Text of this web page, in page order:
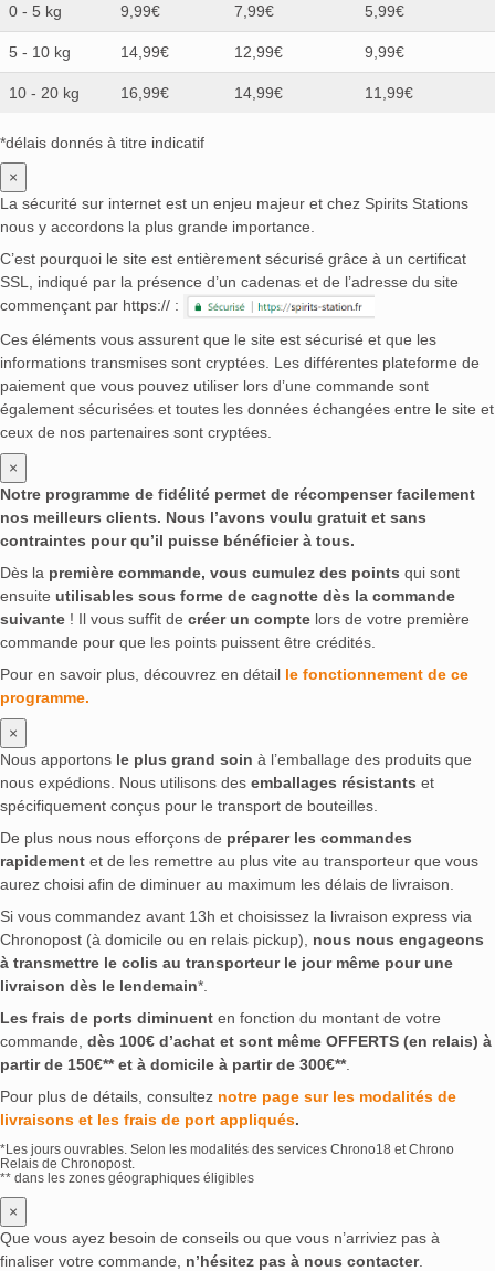
0 - 5 kg 9,99€ 7,99€ 5,99€
5 - 10 kg 14,99€ 12,99€ 9,99€
10 - 20 kg 16,99€ 14,99€ 11,99€
*délais donnés à titre indicatif
×
La sécurité sur internet est un enjeu majeur et chez Spirits Stations
nous y accordons la plus grande importance.
C’est pourquoi le site est entièrement sécurisé grâce à un certificat
SSL, indiqué par la présence d’un cadenas et de l’adresse du site
commençant par https:// :
Ces éléments vous assurent que le site est sécurisé et que les
informations transmises sont cryptées. Les différentes plateforme de
paiement que vous pouvez utiliser lors d’une commande sont
également sécurisées et toutes les données échangées entre le site et
ceux de nos partenaires sont cryptées.
×
Notre programme de fidélité permet de récompenser facilement
nos meilleurs clients. Nous l’avons voulu gratuit et sans
contraintes pour qu’il puisse bénéficier à tous.
Dès la première commande, vous cumulez des points qui sont
ensuite utilisables sous forme de cagnotte dès la commande
suivante ! Il vous suffit de créer un compte lors de votre première
commande pour que les points puissent être crédités.
Pour en savoir plus, découvrez en détail le fonctionnement de ce
programme.
×
Nous apportons le plus grand soin à l’emballage des produits que
nous expédions. Nous utilisons des emballages résistants et
spécifiquement conçus pour le transport de bouteilles.
De plus nous nous efforçons de préparer les commandes
rapidement et de les remettre au plus vite au transporteur que vous
aurez choisi afin de diminuer au maximum les délais de livraison.
Si vous commandez avant 13h et choisissez la livraison express via
Chronopost (à domicile ou en relais pickup), nous nous engageons
à transmettre le colis au transporteur le jour même pour une
livraison dès le lendemain*.
Les frais de ports diminuent en fonction du montant de votre
commande, dès 100€ d’achat et sont même OFFERTS (en relais) à
partir de 150€** et à domicile à partir de 300€**.
Pour plus de détails, consultez notre page sur les modalités de
livraisons et les frais de port appliqués.
*Les jours ouvrables. Selon les modalités des services Chrono18 et Chrono
Relais de Chronopost.
** dans les zones géographiques éligibles
×
Que vous ayez besoin de conseils ou que vous n’arriviez pas à
finaliser votre commande, n’hésitez pas à nous contacter.